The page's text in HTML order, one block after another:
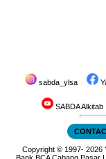
sabda_ylsa
SABDA Alkitab
Copyright © 1997-2026